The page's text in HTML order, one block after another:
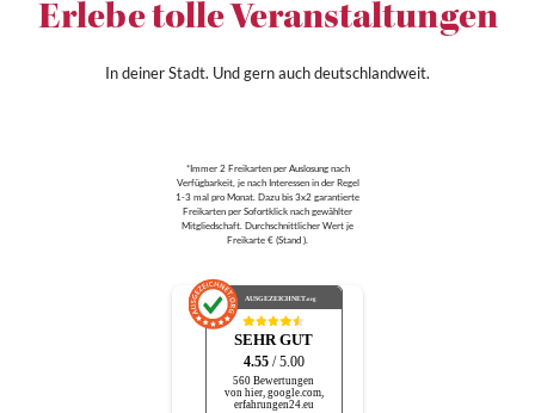
Erlebe tolle Veranstaltungen
In deiner Stadt. Und gern auch deutschlandweit.
*Immer 2 Freikarten per Auslosung nach
Verfügbarkeit, je nach Interessen in der Regel
1-3 mal pro Monat. Dazu bis 3x2 garantierte
Freikarten per Sofortklick nach gewählter
Mitgliedschaft. Durchschnittlicher Wert je
Freikarte € (Stand ).
AUSGEZEICHNET.org
SEHR GUT
4.55 / 5.00
560 Bewertungen
von hier, google.com,
erfahrungen24.eu